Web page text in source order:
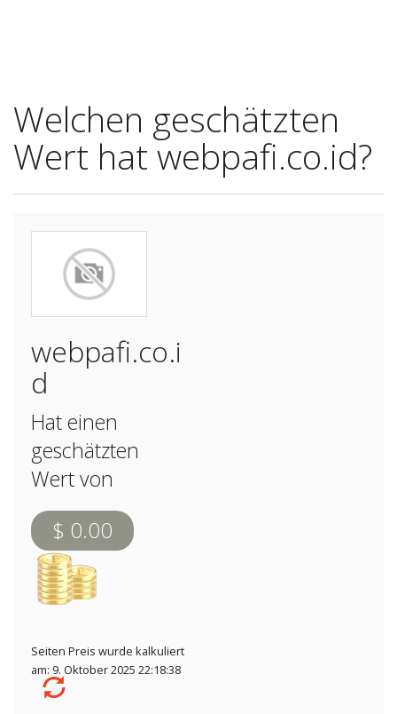
Welchen geschätzten
Wert hat webpafi.co.id?
webpafi.co.i
d
Hat einen
geschätzten
Wert von
$ 0.00
Seiten Preis wurde kalkuliert
am: 9. Oktober 2025 22:18:38